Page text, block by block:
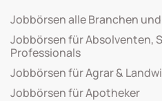
Jobbörsen alle Branchen
Jobbörsen für Absolventen,
Professionals
Jobbörsen für Agrar &
Jobbörsen für Apotheker